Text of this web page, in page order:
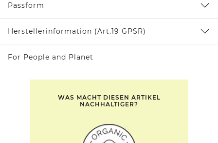
Passform
Herstellerinformation (Art.19 GPSR)
For People and Planet
WAS MACHT DIESEN ARTIKEL
NACHHALTIGER?